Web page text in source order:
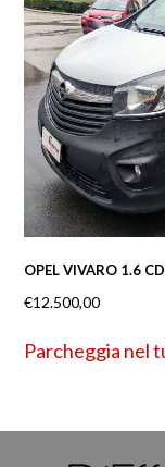
OPEL VIVARO 1.6
€12.500,00
Parcheggia nel